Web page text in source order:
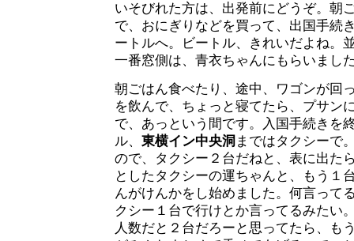
いそびれた方は、出発前にどうぞ。朝
で、おにぎりなどを買って、出国手続
ートルへ。ビートル、きれいだよね。
一番窓側は、青衣ちゃんにもらいまし
朝ごはん食べたり、途中、ワゴンが回
を飲んで、ちょっと寝てたら、プサン
で、あっという間です。入国手続きを
ル、 東横イン中央洞 まではタクシーで
ので、タクシー２台だねと、表に出た
としたタクシーの運ちゃんと、もう１
んがけんかをし始めました。何言って
クシー１台で行けとか言ってるみたい
人数だと２台だろーと思ってたら、も